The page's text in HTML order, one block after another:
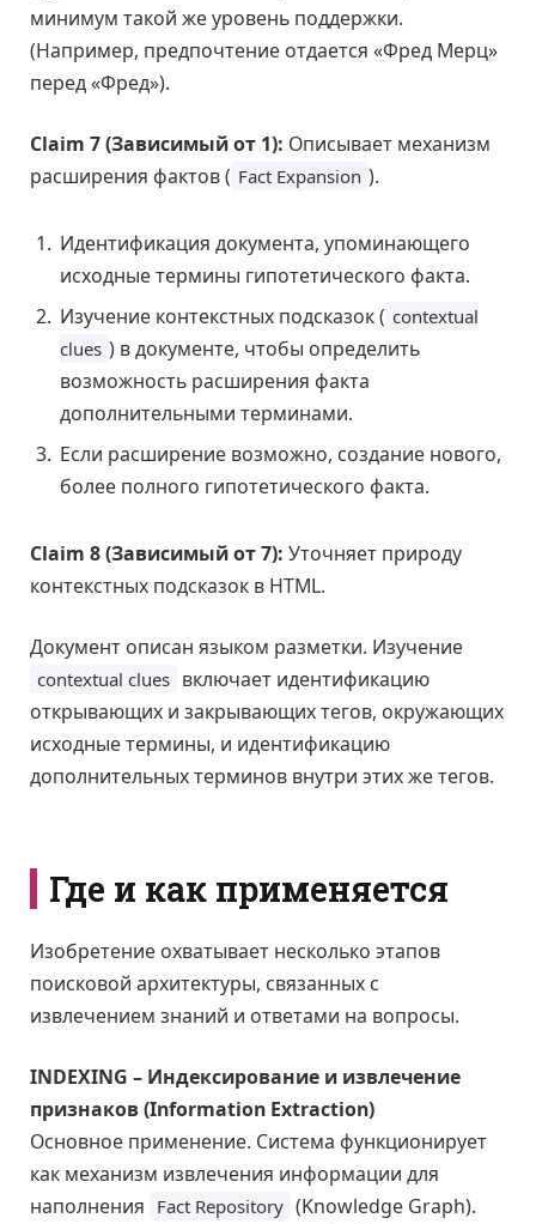
минимум такой же уровень поддержки.
(Например, предпочтение отдается «Фред Мерц»
перед «Фред»).
Claim 7 (Зависимый от 1): Описывает механизм
расширения фактов ( Fact Expansion ).
Идентификация документа, упоминающего
исходные термины гипотетического факта.
Изучение контекстных подсказок ( contextual
clues ) в документе, чтобы определить
возможность расширения факта
дополнительными терминами.
Если расширение возможно, создание нового,
более полного гипотетического факта.
Claim 8 (Зависимый от 7): Уточняет природу
контекстных подсказок в HTML.
Документ описан языком разметки. Изучение
contextual clues включает идентификацию
открывающих и закрывающих тегов, окружающих
исходные термины, и идентификацию
дополнительных терминов внутри этих же тегов.
Где и как применяется
Изобретение охватывает несколько этапов
поисковой архитектуры, связанных с
извлечением знаний и ответами на вопросы.
INDEXING – Индексирование и извлечение
признаков (Information Extraction)
Основное применение. Система функционирует
как механизм извлечения информации для
наполнения Fact Repository (Knowledge Graph).